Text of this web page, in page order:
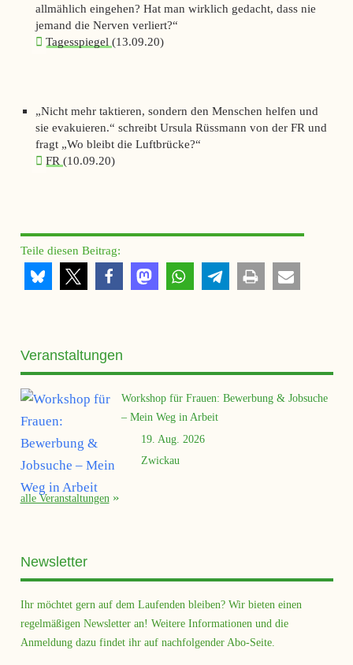
allmählich eingehen? Hat man wirklich gedacht, dass nie
jemand die Nerven verliert?“
Tagesspiegel(13.09.20)
„Nicht mehr taktieren, sondern den Menschen helfen und
sie evakuieren.“ schreibt Ursula Rüssmann von der FR und
fragt „Wo bleibt die Luftbrücke?“
FR(10.09.20)
Teile diesen Beitrag:
Veranstaltungen
Workshop für Frauen: Bewerbung & Jobsuche
– Mein Weg in Arbeit
19. Aug. 2026
Zwickau
alle Veranstaltungen
Newsletter
Ihr möchtet gern auf dem Laufenden bleiben? Wir bieten einen
regelmäßigen Newsletter an! Weitere Informationen und die
Anmeldung dazu findet ihr auf nachfolgender Abo-Seite.